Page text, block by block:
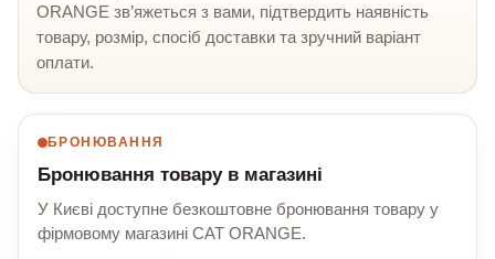
ORANGE зв’яжеться з вами, підтвердить наявність
товару, розмір, спосіб доставки та зручний варіант
оплати.
БРОНЮВАННЯ
Бронювання товару в магазині
У Києві доступне безкоштовне бронювання товару у
фірмовому магазині CAT ORANGE.